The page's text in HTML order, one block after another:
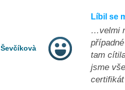
Líbil se
…velmi
tam
jsme